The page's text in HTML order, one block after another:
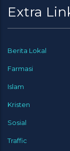
Extra
Berita Lokal
Farmasi
Islam
Kristen
Sosial
Traffic